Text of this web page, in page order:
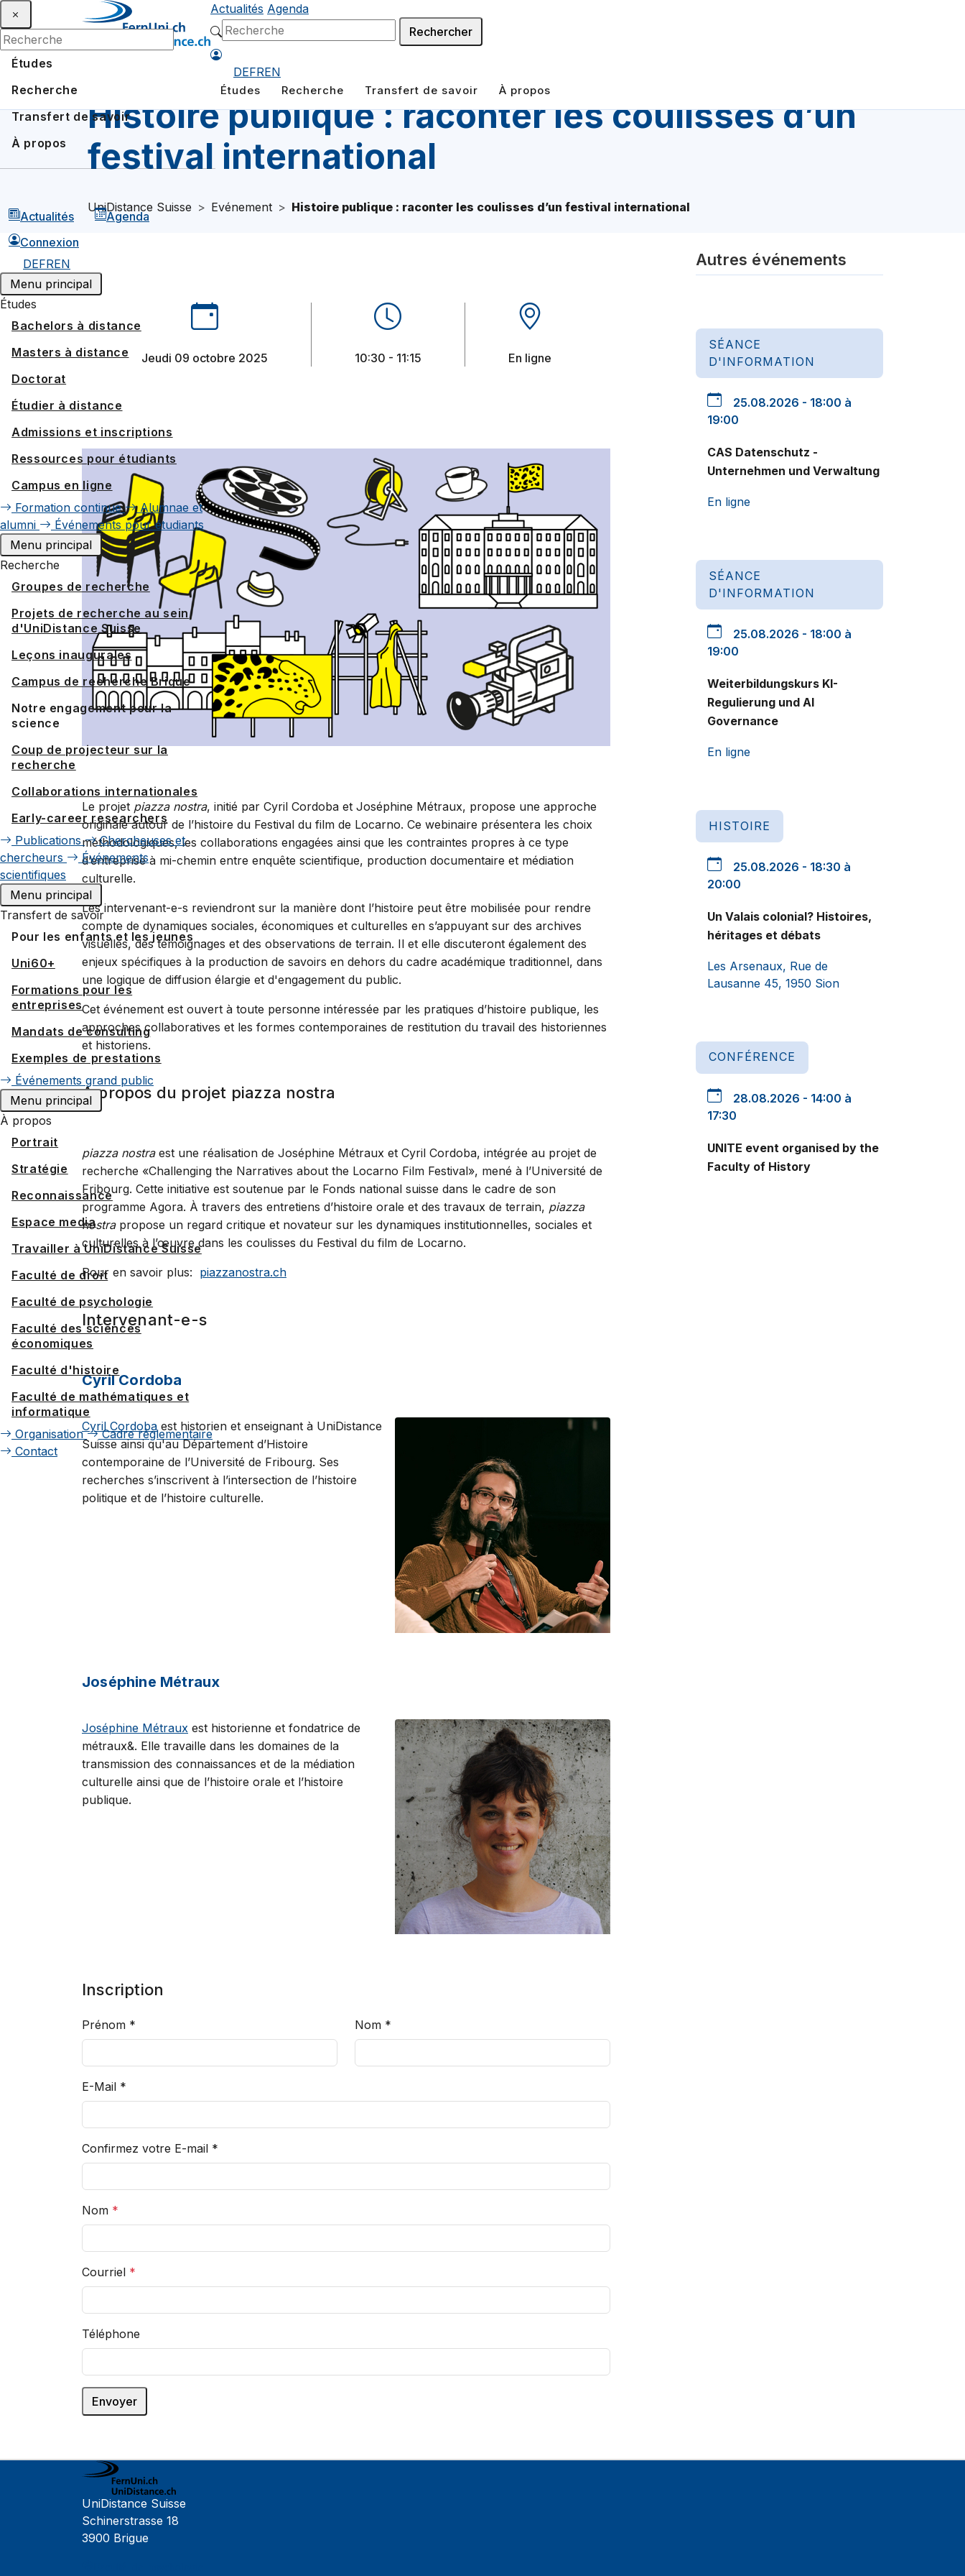
Actualités Agenda
Rechercher
DEFREN
Études Recherche Transfert de savoir À propos
Études
Recherche
Transfert de savoir
À propos
Actualités
Agenda
Connexion
DEFREN
Menu principal
Études
Bachelors à distance
Masters à distance
Doctorat
Étudier à distance
Admissions et inscriptions
Ressources pour étudiants
Campus en ligne
Formation continue
Alumnae et
alumni
Événements pour étudiants
Menu principal
Recherche
Groupes de recherche
Projets de recherche au sein
d'UniDistance Suisse
Leçons inaugurales
Campus de recherche Brigue
Notre engagement pour la
science
Coup de projecteur sur la
recherche
Collaborations internationales
Early-career researchers
Publications
Chercheuses et
chercheurs
Événements
scientifiques
Menu principal
Transfert de savoir
Pour les enfants et les jeunes
Uni60+
Formations pour les
entreprises
Mandats de consulting
Exemples de prestations
Événements grand public
Menu principal
À propos
Portrait
Stratégie
Reconnaissance
Espace media
Travailler à UniDistance Suisse
Faculté de droit
Faculté de psychologie
Faculté des sciences
économiques
Faculté d'histoire
Faculté de mathématiques et
informatique
Organisation
Cadre réglementaire
Contact
Histoire publique : raconter les coulisses d’un
festival international
UniDistance Suisse Evénement Histoire publique : raconter les coulisses d’un festival international
jeudi 09 octobre 2025 10:30 - 11:15 En ligne
Le projet piazza nostra, initié par Cyril Cordoba et Joséphine Métraux, propose une approche
originale autour de l’histoire du Festival du film de Locarno. Ce webinaire présentera les choix
méthodologiques, les collaborations engagées ainsi que les contraintes propres à ce type
d’entreprise à mi-chemin entre enquête scientifique, production documentaire et médiation
culturelle.
Les intervenant-e-s reviendront sur la manière dont l’histoire peut être mobilisée pour rendre
compte de dynamiques sociales, économiques et culturelles en s’appuyant sur des archives
visuelles, des témoignages et des observations de terrain. Il et elle discuteront également des
enjeux spécifiques à la production de savoirs en dehors du cadre académique traditionnel, dans
une logique de diffusion élargie et d'engagement du public.
Cet événement est ouvert à toute personne intéressée par les pratiques d’histoire publique, les
approches collaboratives et les formes contemporaines de restitution du travail des historiennes
et historiens.
A propos du projet piazza nostra
piazza nostraest une réalisation de Joséphine Métraux et Cyril Cordoba, intégrée au projet de
recherche «Challenging the Narratives about the Locarno Film Festival», mené à l’Université de
Fribourg. Cette initiative est soutenue par le Fonds national suisse dans le cadre de son
programme Agora. À travers des entretiens d’histoire orale et des travaux de terrain, piazza
nostrapropose un regard critique et novateur sur les dynamiques institutionnelles, sociales et
culturelles à l’œuvre dans les coulisses du Festival du film de Locarno.
Pour en savoir plus: piazzanostra.ch
Intervenant-e-s
Cyril Cordoba
Cyril Cordobaest historien et enseignant à UniDistance
Suisse ainsi qu'au Département d’Histoire
contemporaine de l’Université de Fribourg. Ses
recherches s’inscrivent à l’intersection de l’histoire
politique et de l’histoire culturelle.
Joséphine Métraux
Joséphine Métraux est historienne et fondatrice de
métraux&. Elle travaille dans les domaines de la
transmission des connaissances et de la médiation
culturelle ainsi que de l’histoire orale et l’histoire
publique.
Inscription
Prénom * Nom *
E-Mail *
Confirmez votre E-mail *
Nom *
Courriel *
Téléphone
Autres événements
SÉANCE
D'INFORMATION
25.08.2026 - 18:00 à
19:00
CAS Datenschutz -
Unternehmen und Verwaltung
En ligne
SÉANCE
D'INFORMATION
25.08.2026 - 18:00 à
19:00
Weiterbildungskurs KI-
Regulierung und AI
Governance
En ligne
HISTOIRE
25.08.2026 - 18:30 à
20:00
Un Valais colonial? Histoires,
héritages et débats
Les Arsenaux, Rue de
Lausanne 45, 1950 Sion
CONFÉRENCE
28.08.2026 - 14:00 à
17:30
UNITE event organised by the
Faculty of History
UniDistance Suisse
Schinerstrasse 18
3900 Brigue